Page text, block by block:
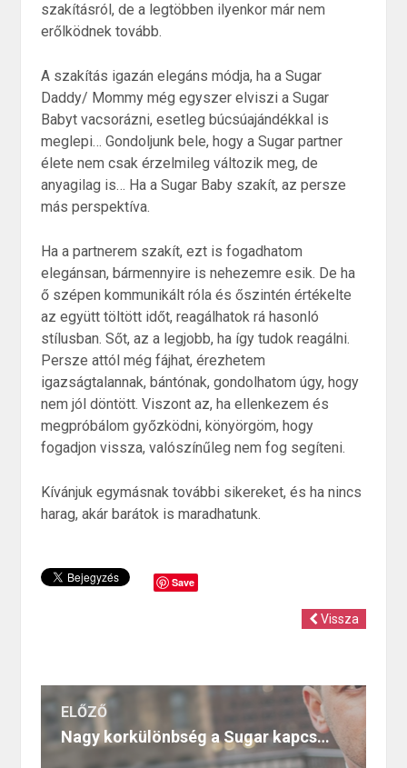
szakításról, de a legtöbben ilyenkor már nem
erőlködnek tovább.
A szakítás igazán elegáns módja, ha a Sugar
Daddy/ Mommy még egyszer elviszi a Sugar
Babyt vacsorázni, esetleg búcsúajándékkal is
meglepi… Gondoljunk bele, hogy a Sugar partner
élete nem csak érzelmileg változik meg, de
anyagilag is… Ha a Sugar Baby szakít, az persze
más perspektíva.
Ha a partnerem szakít, ezt is fogadhatom
elegánsan, bármennyire is nehezemre esik. De ha
ő szépen kommunikált róla és őszintén értékelte
az együtt töltött időt, reagálhatok rá hasonló
stílusban. Sőt, az a legjobb, ha így tudok reagálni.
Persze attól még fájhat, érezhetem
igazságtalannak, bántónak, gondolhatom úgy, hogy
nem jól döntött. Viszont az, ha ellenkezem és
megpróbálom győzködni, könyörgöm, hogy
fogadjon vissza, valószínűleg nem fog segíteni.
Kívánjuk egymásnak további sikereket, és ha nincs
harag, akár barátok is maradhatunk.
Save
Vissza
ELŐZŐ
Nagy korkülönbség a Sugar kapcsolatokban – probléma, kihívás vagy esély?